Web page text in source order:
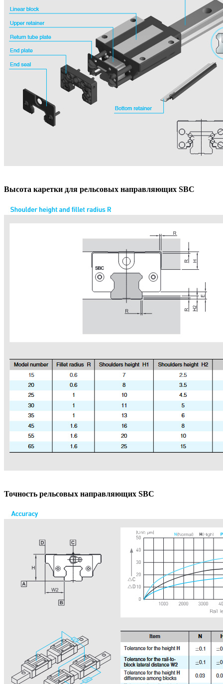
Высота каретки для рельсовых направляющих SBC
Точность рельсовых направляющих SBC